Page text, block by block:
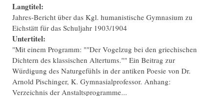
Langtitel:
Jahres-Bericht über das Kgl. humanistische Gymnasium zu
Eichstätt für das Schuljahr 1903/1904
Untertitel:
"Mit einem Programm: ""Der Vogelzug bei den griechischen
Dichtern des klassischen Altertums."" Ein Beitrag zur
Würdigung des Naturgefühls in der antiken Poesie von Dr.
Arnold Pischinger, K. Gymnasialprofessor. Anhang:
Verzeichnis der Anstaltsprogramme...